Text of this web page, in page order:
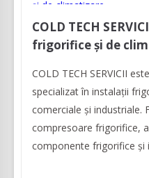
COLD TECH
frigorifice și de
COLD TECH SERVICII
specializat în instalații
comerciale și industriale.
compresoare frigorifice,
componente frigorifice și